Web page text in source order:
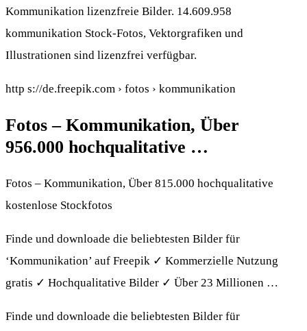
Kommunikation lizenzfreie Bilder. 14.609.958
kommunikation Stock-Fotos, Vektorgrafiken und
Illustrationen sind lizenzfrei verfügbar.
http s://de.freepik.com › fotos › kommunikation
Fotos – Kommunikation, Über
956.000 hochqualitative …
Fotos – Kommunikation, Über 815.000 hochqualitative
kostenlose Stockfotos
Finde und downloade die beliebtesten Bilder für
‘Kommunikation’ auf Freepik ✓ Kommerzielle Nutzung
gratis ✓ Hochqualitative Bilder ✓ Über 23 Millionen …
Finde und downloade die beliebtesten Bilder für